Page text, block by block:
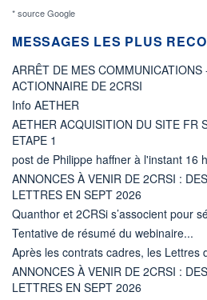
* source Google
MESSAGES LES PLUS
ARRÊT DE MES
ACTIONNAIRE DE 2CRSI
Info AETHER
AETHER ACQUISITION DU SITE FR
ETAPE 1
post de Philippe haffner à l'instant 16
ANNONCES À VENIR DE 2CRSI :
LETTRES EN SEPT 2026
Quanthor et 2CRSi s’associent pour
Tentative de résumé du webinaire...
Après les contrats cadres, les Lettres
ANNONCES À VENIR DE 2CRSI :
LETTRES EN SEPT 2026